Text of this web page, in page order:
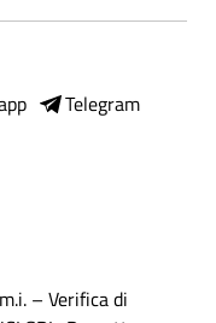
Telegram
– Verifica di